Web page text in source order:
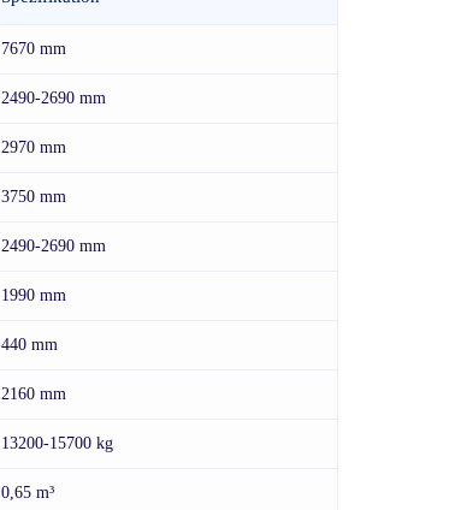
7670 mm
2490-2690 mm
2970 mm
3750 mm
2490-2690 mm
1990 mm
440 mm
2160 mm
13200-15700 kg
0,65 m³